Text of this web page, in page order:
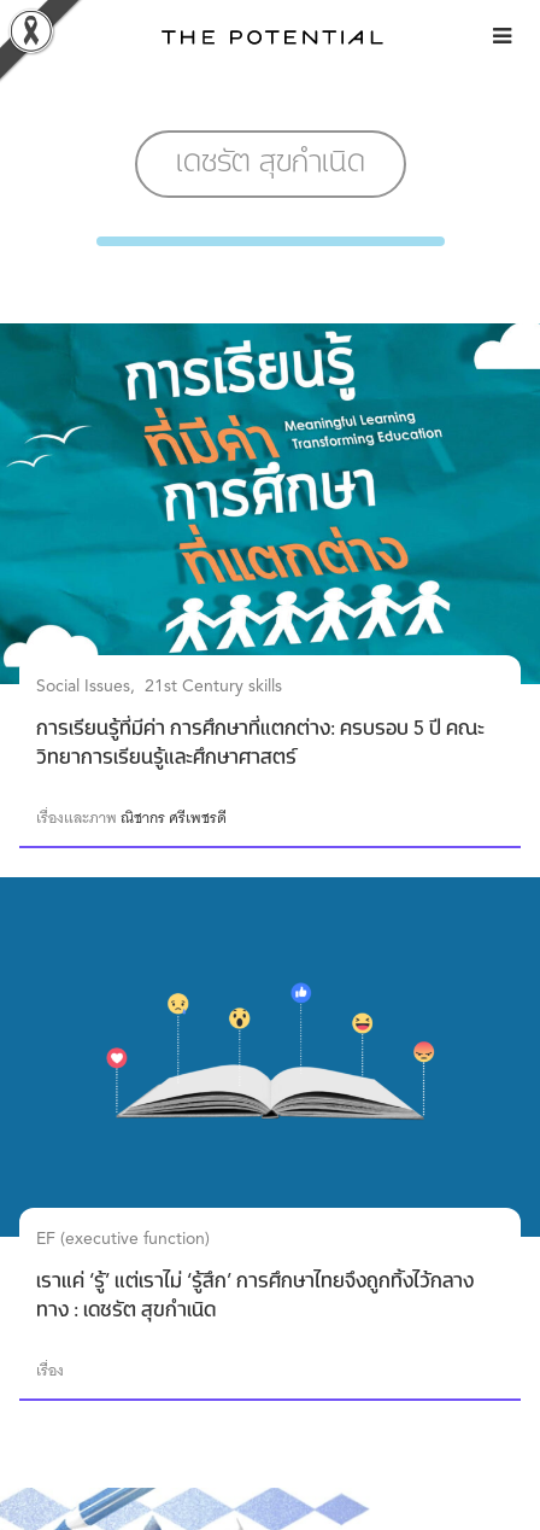
Skip
to
content
เดชรัต สุขกำเนิด
Social Issues 21st Century skills
การเรียนรู้ที่มีค่า การศึกษาที่แตกต่าง: ครบรอบ 5 ปี คณะ
วิทยาการเรียนรู้และศึกษาศาสตร์
เรื่องและภาพณิชากร ศรีเพชรดี
EF (executive function)
เราแค่ ‘รู้’ แต่เราไม่ ‘รู้สึก’ การศึกษาไทยจึงถูกทิ้งไว้กลาง
ทาง : เดชรัต สุขกำเนิด
เรื่อง